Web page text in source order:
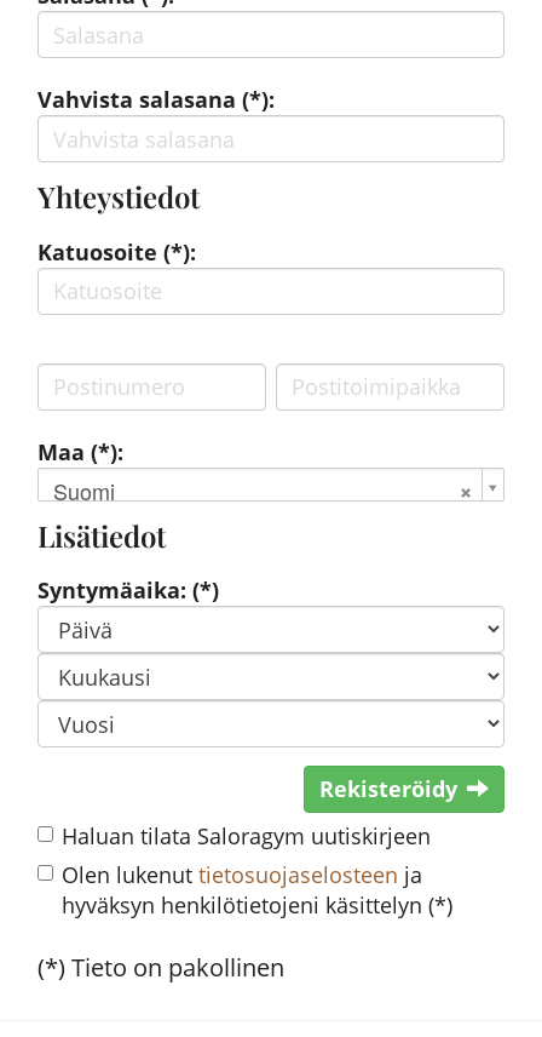
Vahvista salasana (*):
Yhteystiedot
Katuosoite (*):
Maa (*):
Suomi
Lisätiedot
Syntymäaika: (*)
Rekisteröidy
Haluan tilata Saloragym uutiskirjeen
Olen lukenut tietosuojaselosteen ja
hyväksyn henkilötietojeni käsittelyn (*)
(*) Tieto on pakollinen